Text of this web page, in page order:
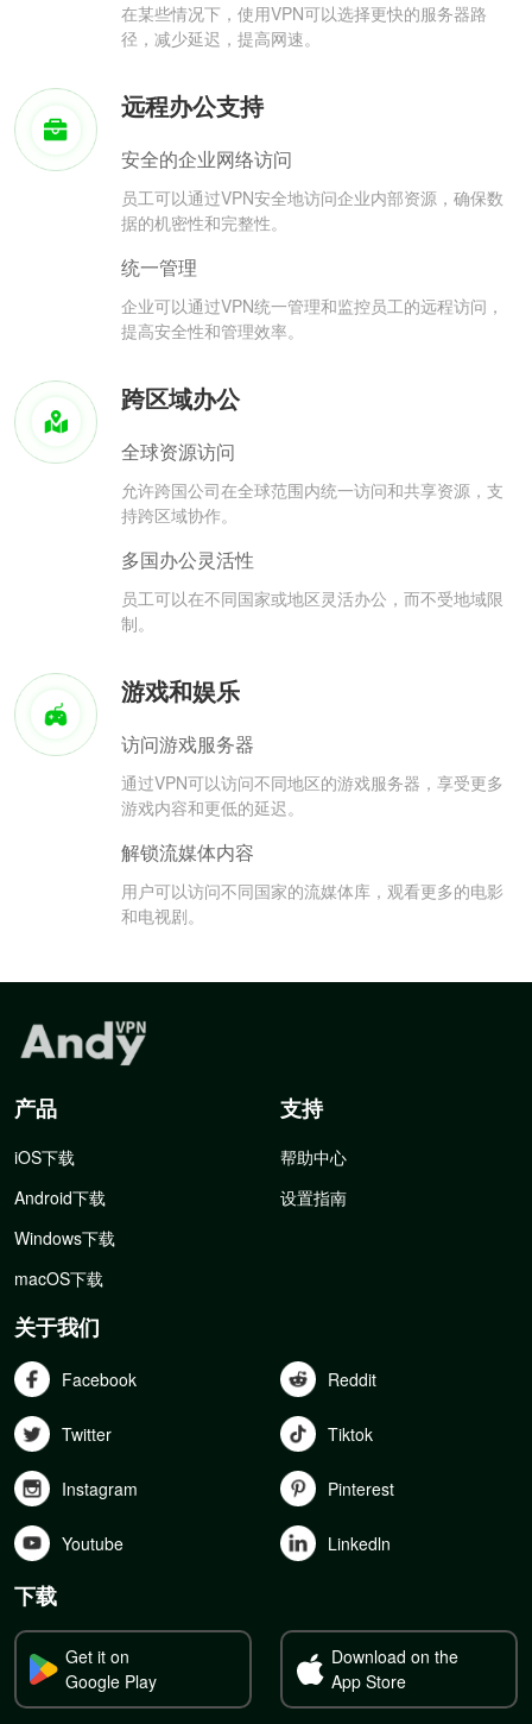
在某些情况下，使用VPN可以选择更快的服务器路
径，减少延迟，提高网速。
远程办公支持
安全的企业网络访问
员工可以通过VPN安全地访问企业内部资源，确保数
据的机密性和完整性。
统一管理
企业可以通过VPN统一管理和监控员工的远程访问，
提高安全性和管理效率。
跨区域办公
全球资源访问
允许跨国公司在全球范围内统一访问和共享资源，支
持跨区域协作。
多国办公灵活性
员工可以在不同国家或地区灵活办公，而不受地域限
制。
游戏和娱乐
访问游戏服务器
通过VPN可以访问不同地区的游戏服务器，享受更多
游戏内容和更低的延迟。
解锁流媒体内容
用户可以访问不同国家的流媒体库，观看更多的电影
和电视剧。
产品
iOS下载
Android下载
Windows下载
macOS下载
支持
帮助中心
设置指南
关于我们
Facebook Reddit
Twitter Tiktok
Instagram Pinterest
Youtube Linkedln
下载
Get it on
Google Play
Download on the
App Store